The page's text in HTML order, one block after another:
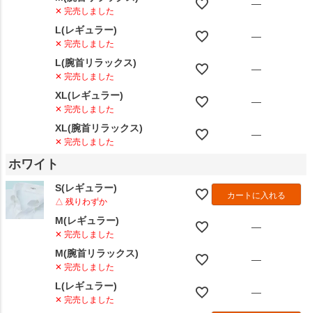
✕ 完売しました
—
L(レギュラー)
✕ 完売しました
—
L(腕首リラックス)
✕ 完売しました
—
XL(レギュラー)
✕ 完売しました
—
XL(腕首リラックス)
✕ 完売しました
—
ホワイト
S(レギュラー)
△ 残りわずか
カートに入れる
M(レギュラー)
✕ 完売しました
—
M(腕首リラックス)
✕ 完売しました
—
L(レギュラー)
✕ 完売しました
—